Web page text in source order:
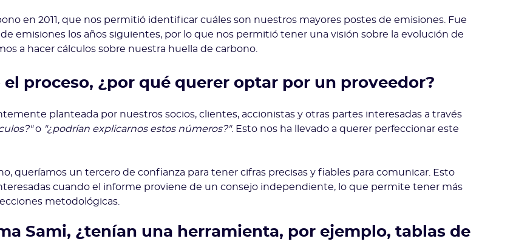
en 2011, que nos permitió identificar cuáles son nuestros mayores postes de emisiones. Fue
emisiones los años siguientes, por lo que nos permitió tener una visión sobre la evolución de
a hacer cálculos sobre nuestra huella de carbono.
proceso, ¿por qué querer optar por un proveedor?
planteada por nuestros socios, clientes, accionistas y otras partes interesadas a través
o "¿podrían explicarnos estos números?". Esto nos ha llevado a querer perfeccionar este
queríamos un tercero de confianza para tener cifras precisas y fiables para comunicar. Esto
cuando el informe proviene de un consejo independiente, lo que permite tener más
metodológicas.
Sami, ¿tenían una herramienta, por ejemplo, tablas de